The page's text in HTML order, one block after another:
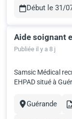
Début le 31/
Aide soignant
Publiée il y a 8 j
Samsic Médical
EHPAD situé à Guérande. Horaires : Jour ou
avec Samsic Médical, c'est: Fondé par
Ville
Guérande